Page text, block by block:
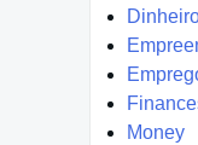
Money